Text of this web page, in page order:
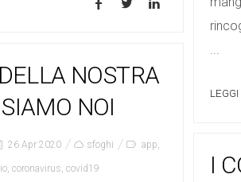
NOSTRA
NOI
26 Apr 2020 sfoghi app,
, coronavirus, covid19
I